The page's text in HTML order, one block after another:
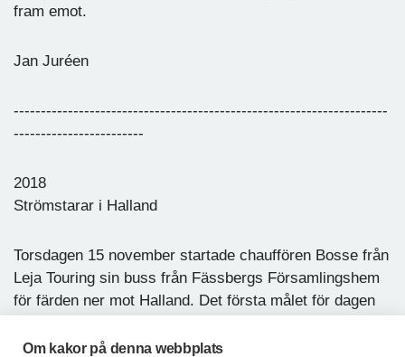
Om kakor på denna webbplats
fram emot.
Jan Juréen
---------------------------------------------------------------------
------------------------
2018
Strömstarar i Halland
Torsdagen 15 november startade chauffören Bosse från
Leja Touring sin buss från Fässbergs Församlingshem
för färden ner mot Halland. Det första målet för dagen
Petersson, känd inte minst från Falkenbergsrevyn.